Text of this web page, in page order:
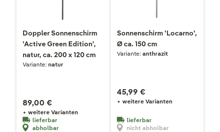
Doppler Sonnenschirm
'Active Green Edition',
natur, ca. 200 x 120 cm
Variante: natur
89,00 €
+ weitere Varianten
lieferbar
abholbar
Sonnenschirm 'Locarno',
Ø ca. 150 cm
Variante: anthrazit
45,99 €
+ weitere Varianten
lieferbar
nicht abholbar